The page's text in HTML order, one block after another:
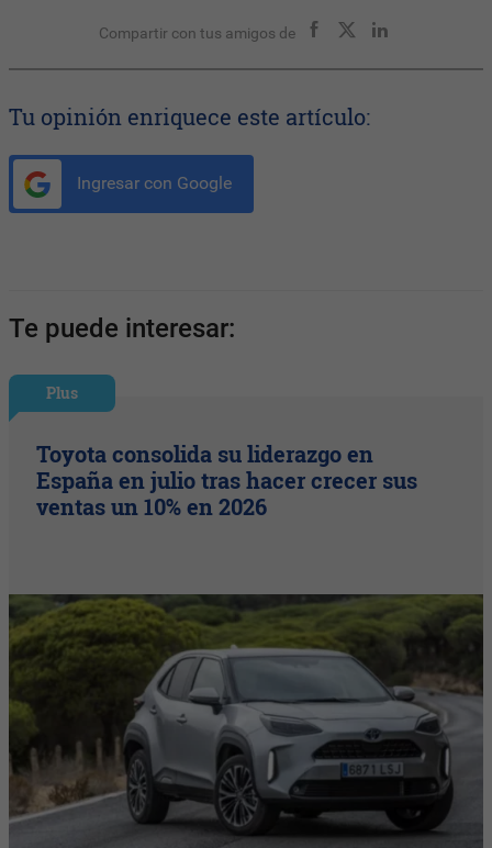
Compartir con tus amigos de
Tu opinión enriquece este artículo:
Ingresar con Google
Te puede interesar:
Plus
Toyota consolida su liderazgo en
España en julio tras hacer crecer sus
ventas un 10% en 2026